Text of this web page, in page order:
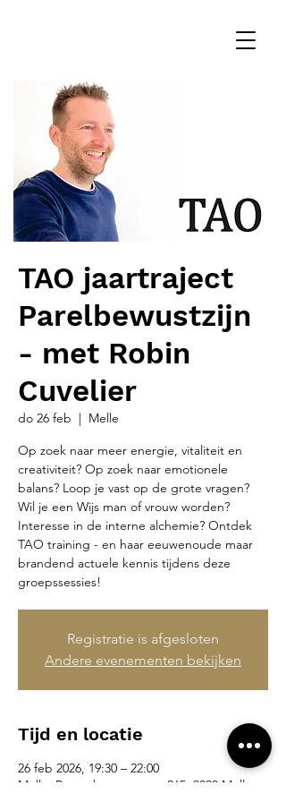
TAO jaartraject
Parelbewustzijn
- met Robin
Cuvelier
do 26 feb
  |
Melle
Op zoek naar meer energie, vitaliteit en
creativiteit? Op zoek naar emotionele
balans? Loop je vast op de grote vragen?
Wil je een Wijs man of vrouw worden?
Interesse in de interne alchemie? Ontdek
TAO training - en haar eeuwenoude maar
brandend actuele kennis tijdens deze
groepssessies!
Registratie is afgesloten
Andere evenementen bekijken
Tijd en locatie
26 feb 2026, 19:30 – 22:00
Melle, Brusselsesteenweg 265, 9090 Melle,